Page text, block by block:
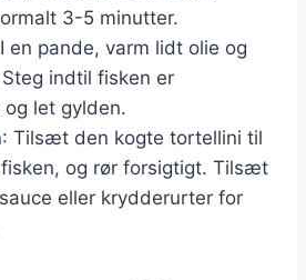
3-5 minutter.
en pande, varm lidt olie og
indtil fisken er
let gylden.
: Tilsæt den kogte tortellini til
og rør forsigtigt. Tilsæt
eller krydderurter for